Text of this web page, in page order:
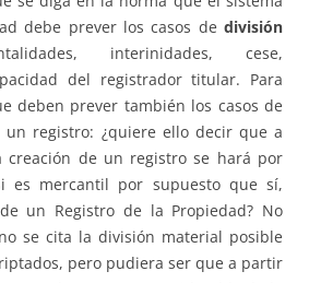
debe prever los casos de división
interinidades, cese,
del registrador titular. Para
deben prever también los casos de
un registro: ¿quiere ello decir que a
creación de un registro se hará por
es mercantil por supuesto que sí,
un Registro de la Propiedad? No
se cita la división material posible
pero pudiera ser que a partir